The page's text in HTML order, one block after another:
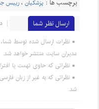
برچسب ها : پزشکیان ،رییس
ارسال نظر شما
نظرات ارسال شده توسط
مدیران سایت منتشر خواهد شد.
نظراتی که حاوی تهمت یا
نظراتی که به غیر از زبان
شد.